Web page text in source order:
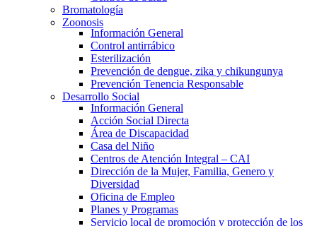
Bromatología
Zoonosis
Información General
Control antirrábico
Esterilización
Prevención de dengue, zika y chikungunya
Prevención Tenencia Responsable
Desarrollo Social
Información General
Acción Social Directa
Área de Discapacidad
Casa del Niño
Centros de Atención Integral – CAI
Dirección de la Mujer, Familia, Genero y
Diversidad
Oficina de Empleo
Planes y Programas
Servicio local de promoción y protección de los